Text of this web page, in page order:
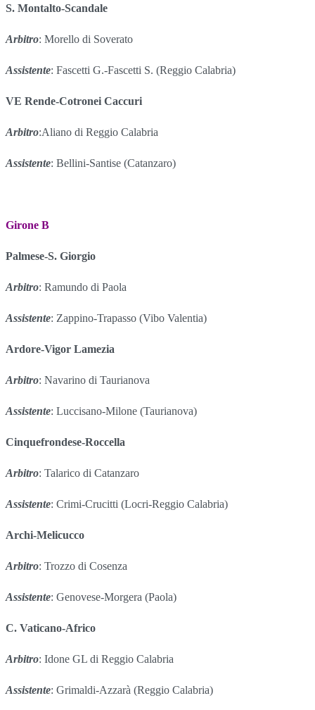
S. Montalto-Scandale
Arbitro: Morello di Soverato
Assistente: Fascetti G.-Fascetti S. (Reggio Calabria)
VE Rende-Cotronei Caccuri
Arbitro:Aliano di Reggio Calabria
Assistente: Bellini-Santise (Catanzaro)
Girone B
Palmese-S. Giorgio
Arbitro: Ramundo di Paola
Assistente: Zappino-Trapasso (Vibo Valentia)
Ardore-Vigor Lamezia
Arbitro: Navarino di Taurianova
Assistente: Luccisano-Milone (Taurianova)
Cinquefrondese-Roccella
Arbitro: Talarico di Catanzaro
Assistente: Crimi-Crucitti (Locri-Reggio Calabria)
Archi-Melicucco
Arbitro: Trozzo di Cosenza
Assistente: Genovese-Morgera (Paola)
C. Vaticano-Africo
Arbitro: Idone GL di Reggio Calabria
Assistente: Grimaldi-Azzarà (Reggio Calabria)